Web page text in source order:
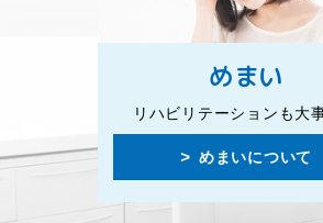
めまい
リハビリテーションも大
めまいについて